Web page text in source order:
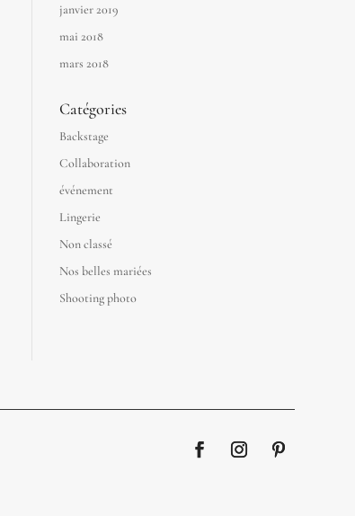
janvier 2019
mai 2018
mars 2018
Catégories
Backstage
Collaboration
événement
Lingerie
Non classé
Nos belles mariées
Shooting photo